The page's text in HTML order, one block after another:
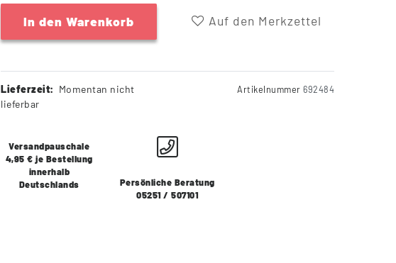
In den Warenkorb Auf den Merkzettel
Lieferzeit: Momentan nicht
lieferbar
Artikelnummer 692484
Versandpauschale
4,95 € je Bestellung
innerhalb
Deutschlands
Persönliche Beratung
05251 / 507101